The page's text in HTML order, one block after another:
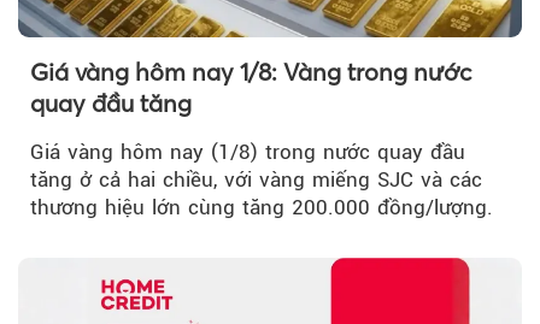
Giá vàng hôm nay 1/8: Vàng trong nước
quay đầu tăng
Giá vàng hôm nay (1/8) trong nước quay đầu
tăng ở cả hai chiều, với vàng miếng SJC và các
thương hiệu lớn cùng tăng 200.000 đồng/lượng.